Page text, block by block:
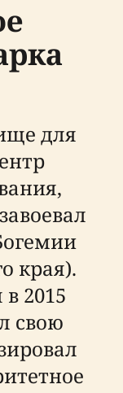
для
края).
2015
свою